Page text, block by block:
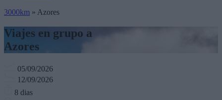
3000km » Azores
Viajes en grupo a
Azores
05/09/2026
12/09/2026
8 dias